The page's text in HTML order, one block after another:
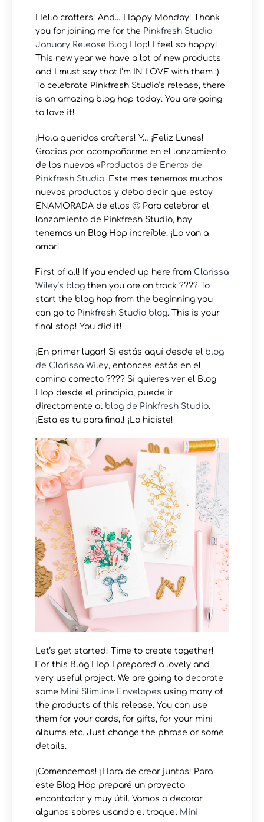
Hello crafters! And… Happy Monday! Thank
you for joining me for the Pinkfresh Studio
January Release Blog Hop! I feel so happy!
This new year we have a lot of new products
and I must say that I’m IN LOVE with them :).
To celebrate Pinkfresh Studio’s release, there
is an amazing blog hop today. You are going
to love it!
¡Hola queridos crafters! Y… ¡Feliz Lunes!
Gracias por acompañarme en el lanzamiento
de los nuevos «Productos de Enero» de
Pinkfresh Studio. Este mes tenemos muchos
nuevos productos y debo decir que estoy
ENAMORADA de ellos 🙂 Para celebrar el
lanzamiento de Pinkfresh Studio, hoy
tenemos un Blog Hop increíble. ¡Lo van a
amar!
First of all! If you ended up here from Clarissa
Wiley’s blog then you are on track ???? To
start the blog hop from the beginning you
can go to Pinkfresh Studio blog. This is your
final stop! You did it!
¡En primer lugar! Si estás aquí desde el blog
de Clarissa Wiley, entonces estás en el
camino correcto ???? Si quieres ver el Blog
Hop desde el principio, puede ir
directamente al blog de Pinkfresh Studio.
¡Esta es tu para final! ¡Lo hiciste!
Let’s get started! Time to create together!
For this Blog Hop I prepared a lovely and
very useful project. We are going to decorate
some Mini Slimline Envelopes using many of
the products of this release. You can use
them for your cards, for gifts, for your mini
albums etc. Just change the phrase or some
details.
¡Comencemos! ¡Hora de crear juntos! Para
este Blog Hop preparé un proyecto
encantador y muy útil. Vamos a decorar
algunos sobres usando el troquel Mini